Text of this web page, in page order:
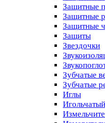
Защитные
Защитные
Защитные
Защиты
Звездочки
Зубчатые
Зубчатые
Иглы